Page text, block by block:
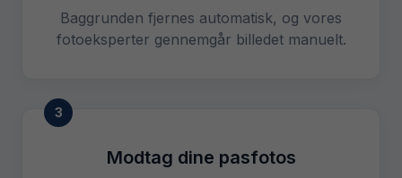
Baggrunden fjernes automatisk, og vores
fotoeksperter gennemgår billedet manuelt.
3
Modtag dine pasfotos